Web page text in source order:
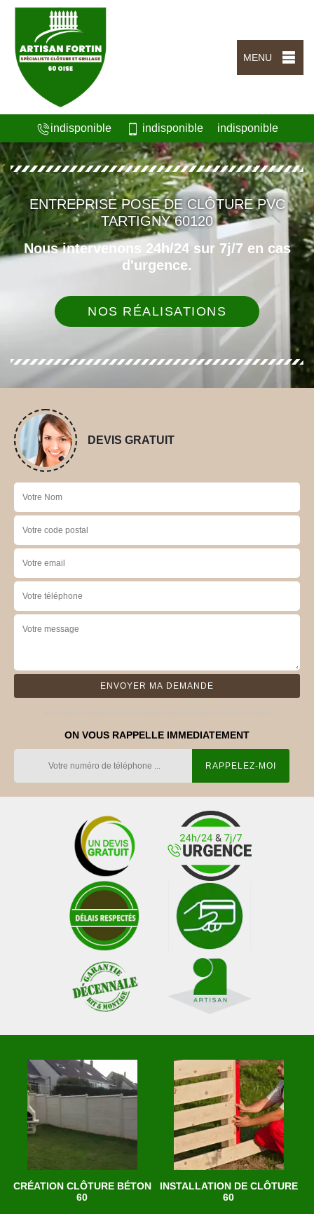
MENU
indisponible indisponible indisponible
ENTREPRISE POSE DE CLÔTURE PVC
TARTIGNY 60120
Nous intervenons 24h/24 sur 7j/7 en cas
d'urgence.
NOS RÉALISATIONS
DEVIS GRATUIT
ON VOUS RAPPELLE IMMEDIATEMENT
CRÉATION CLÔTURE BÉTON
60
INSTALLATION DE CLÔTURE
60